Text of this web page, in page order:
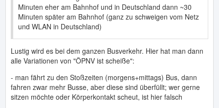
Minuten eher am Bahnhof und in Deutschland dann ~30
Minuten später am Bahnhof (ganz zu schweigen vom Netz
und WLAN in Deutschland)
Lustig wird es bei dem ganzen Busverkehr. Hier hat man dann
alle Variationen von "ÖPNV ist scheiße":
- man fährt zu den Stoßzeiten (morgens+mittags) Bus, dann
fahren zwar mehr Busse, aber diese sind überfüllt; wer gerne
sitzen möchte oder Körperkontakt scheut, ist hier falsch